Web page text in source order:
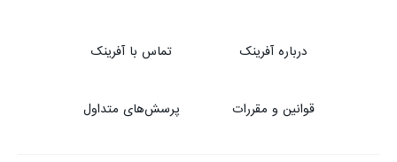
درباره آفرینک تماس با آفرینک
قوانین و مقررات پرسش‌های متداول